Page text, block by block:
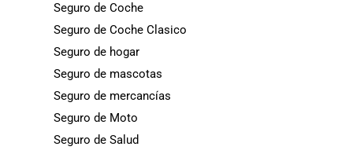
Seguro de Coche
Seguro de Coche Clasico
Seguro de hogar
Seguro de mascotas
Seguro de mercancías
Seguro de Moto
Seguro de Salud